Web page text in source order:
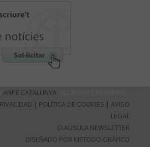
ANPE CATALUNYA
| POLÍTICA DE COOKIES | AVISO
LEGAL
CLAUSULA NEWSLETTER
DISEÑADO POR MÉTODO GRÁFICO